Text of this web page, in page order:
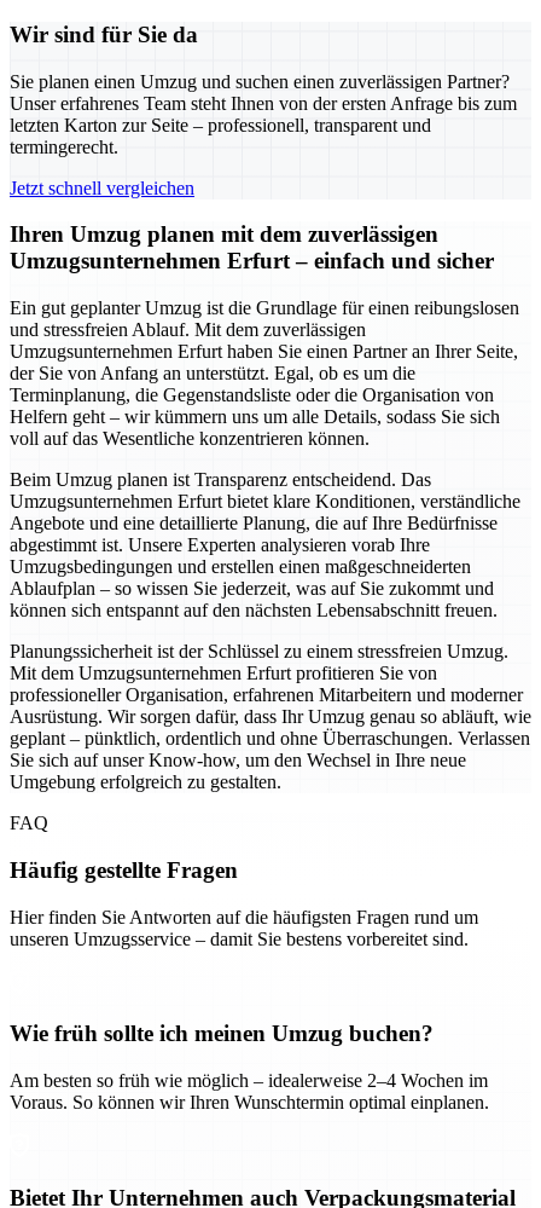
Wir sind für Sie da
Sie planen einen Umzug und suchen einen zuverlässigen Partner?
Unser erfahrenes Team steht Ihnen von der ersten Anfrage bis zum
letzten Karton zur Seite – professionell, transparent und
termingerecht.
Jetzt schnell vergleichen
Ihren Umzug planen mit dem zuverlässigen
Umzugsunternehmen Erfurt – einfach und sicher
Ein gut geplanter Umzug ist die Grundlage für einen reibungslosen
und stressfreien Ablauf. Mit dem zuverlässigen
Umzugsunternehmen Erfurt haben Sie einen Partner an Ihrer Seite,
der Sie von Anfang an unterstützt. Egal, ob es um die
Terminplanung, die Gegenstandsliste oder die Organisation von
Helfern geht – wir kümmern uns um alle Details, sodass Sie sich
voll auf das Wesentliche konzentrieren können.
Beim Umzug planen ist Transparenz entscheidend. Das
Umzugsunternehmen Erfurt bietet klare Konditionen, verständliche
Angebote und eine detaillierte Planung, die auf Ihre Bedürfnisse
abgestimmt ist. Unsere Experten analysieren vorab Ihre
Umzugsbedingungen und erstellen einen maßgeschneiderten
Ablaufplan – so wissen Sie jederzeit, was auf Sie zukommt und
können sich entspannt auf den nächsten Lebensabschnitt freuen.
Planungssicherheit ist der Schlüssel zu einem stressfreien Umzug.
Mit dem Umzugsunternehmen Erfurt profitieren Sie von
professioneller Organisation, erfahrenen Mitarbeitern und moderner
Ausrüstung. Wir sorgen dafür, dass Ihr Umzug genau so abläuft, wie
geplant – pünktlich, ordentlich und ohne Überraschungen. Verlassen
Sie sich auf unser Know-how, um den Wechsel in Ihre neue
Umgebung erfolgreich zu gestalten.
FAQ
Häufig gestellte Fragen
Hier finden Sie Antworten auf die häufigsten Fragen rund um
unseren Umzugsservice – damit Sie bestens vorbereitet sind.
Wie früh sollte ich meinen Umzug buchen?
Am besten so früh wie möglich – idealerweise 2–4 Wochen im
Voraus. So können wir Ihren Wunschtermin optimal einplanen.
Bietet Ihr Unternehmen auch Verpackungsmaterial